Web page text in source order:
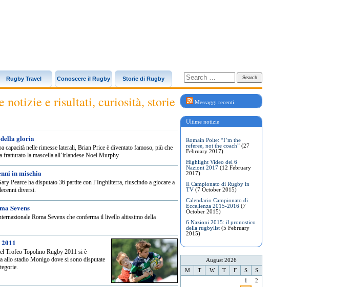
Rugby Travel Conoscere il Rugby Storie di Rugby
Messaggi recenti
Ultime notizie
Romain Poite: “I’m the
referee, not the coach” (27
February 2017)
Highlight Video del 6
Nazioni 2017 (12 February
2017)
Il Campionato di Rugby in
TV (7 October 2015)
Calendario Campionato di
Eccellenza 2015-2016 (7
October 2015)
6 Nazioni 2015: il pronostico
della rugbylist (5 February
2015)
August 2026
M
T W T F S S
1
2
notizie e risultati, curiosità, storie
gloria
capacità nelle rimesse laterali, Brian Price è diventato famoso, più che
fratturato la mascella all’irlandese Noel Murphy
in mischia
Pearce ha disputato 36 partite con l’Inghilterra, riuscindo a giocare a
diversi.
Sevens
Roma Sevens che conferma il livello altissimo della
Trofeo Topolino Rugby 2011 si è
allo stadio Monigo dove si sono disputate